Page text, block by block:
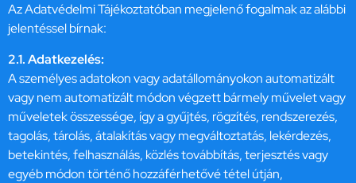
Az Adatvédelmi Tájékoztatóban megjelenő fogalmak az alábbi
jelentéssel bírnak:
2.1. Adatkezelés:
A személyes adatokon vagy adatállományokon automatizált
vagy nem automatizált módon végzett bármely művelet vagy
műveletek összessége, így a gyűjtés, rögzítés, rendszerezés,
tagolás, tárolás, átalakítás vagy megváltoztatás, lekérdezés,
betekintés, felhasználás, közlés továbbítás, terjesztés vagy
egyéb módon történő hozzáférhetővé tétel útján,